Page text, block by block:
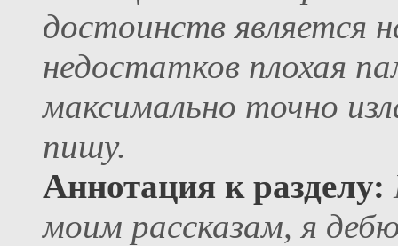
достоинств является
недостатков плохая
максимально точно
пишу.
Аннотация к разделу:
моим рассказам, я